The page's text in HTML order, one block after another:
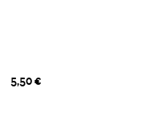
5,50 €